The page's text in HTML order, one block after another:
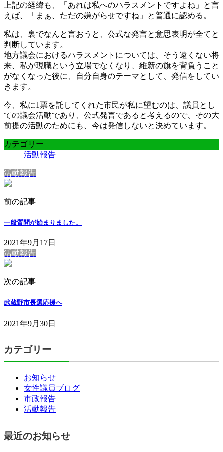
上記の経緯も、「あれは私へのハラスメントですよね」と言
えば、「まぁ、ただの嫌がらせですね」と普通に認める。
私は、裏でなんと言おうと、公式な発言と意思表明が全てと
判断しています。
地方議会におけるハラスメントについては、そう遠くない将
来、私が現職という立場でなくなり、維新の旗を背負うこと
がなくなった後に、自分自身のテーマとして、発信をしてい
きます。
今、私に1票を託してくれた市民が私に望むのは、議員とし
ての議会活動であり、公式発言であると考えるので、その大
前提の活動のためにも、今は発信しないと決めています。
カテゴリー
活動報告
活動報告
前の記事
一般質問が始まりました。
2021年9月17日
活動報告
次の記事
武蔵野市長選応援へ
2021年9月30日
カテゴリー
お知らせ
女性議員ブログ
市政報告
活動報告
最近のお知らせ